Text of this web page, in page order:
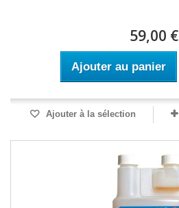
59,00 €
Ajouter au panier
Ajouter à la sélection